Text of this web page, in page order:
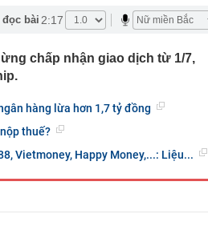
Đăng hơn 5 tỷ USD
của nam ca sĩ quê Ninh
đến sổ đỏ, người dân nên
nhất 26,61
đồng trang lứa sẽ thấy rõ
cao tốc Bắc - Nam?
Hồng làm ăn ra sao?
đọc bài 2:17
chấp nhận giao dịch từ 1/7,
hàng lừa hơn 1,7 tỷ đồng
thuế?
Vietmoney, Happy Money,...: Liệu...